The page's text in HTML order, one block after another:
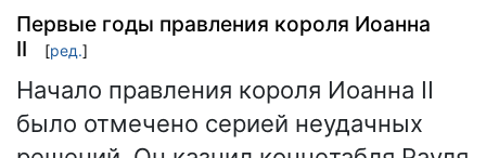
Первые годы правления короля Иоанна
II
[ред.]
Начало правления короля Иоанна II
было отмечено серией неудачных